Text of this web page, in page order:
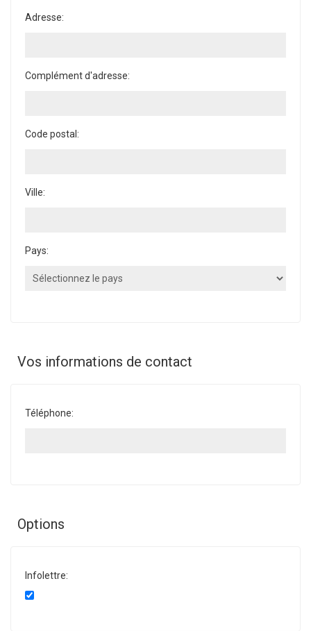
Adresse:
Complément d'adresse:
Code postal:
Ville:
Pays:
Vos informations de contact
Téléphone:
Options
Infolettre: